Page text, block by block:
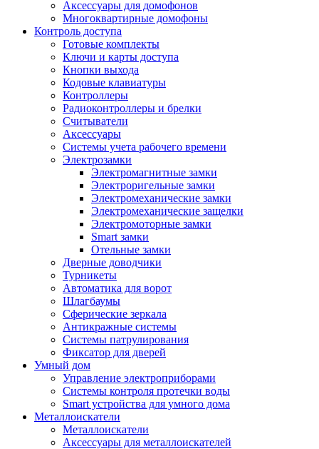
Аксессуары для домофонов
Многоквартирные домофоны
Контроль доступа
Готовые комплекты
Ключи и карты доступа
Кнопки выхода
Кодовые клавиатуры
Контроллеры
Радиоконтроллеры и брелки
Считыватели
Аксессуары
Системы учета рабочего времени
Электрозамки
Электромагнитные замки
Электроригельные замки
Электромеханические замки
Электромеханические защелки
Электромоторные замки
Smart замки
Отельные замки
Дверные доводчики
Турникеты
Автоматика для ворот
Шлагбаумы
Сферические зеркала
Антикражные системы
Системы патрулирования
Фиксатор для дверей
Умный дом
Управление электроприборами
Системы контроля протечки воды
Smart устройства для умного дома
Металлоискатели
Металлоискатели
Аксессуары для металлоискателей